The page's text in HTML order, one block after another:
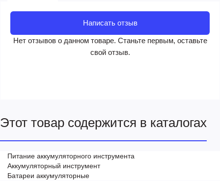
Написать отзыв
Нет отзывов о данном товаре. Станьте первым, оставьте
свой отзыв.
Этот товар содержится в каталогах
Питание аккумуляторного инструмента
Аккумуляторный инструмент
Батареи аккумуляторные